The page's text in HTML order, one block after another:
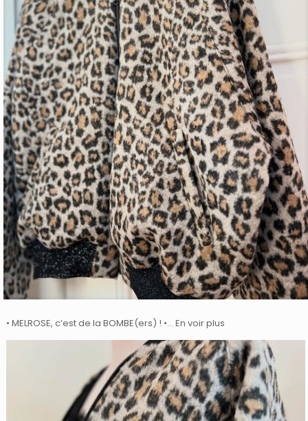
• MELROSE, c’est de la BOMBE(ers) ! •… En voir plus